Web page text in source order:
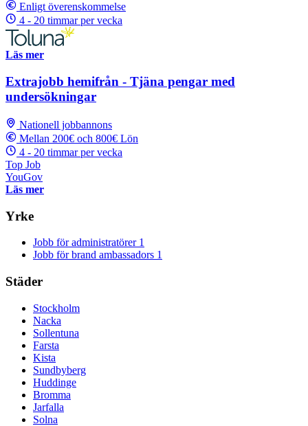
Enligt överenskommelse
4 - 20 timmar per vecka
Läs mer
Extrajobb hemifrån - Tjäna pengar med
undersökningar
Nationell jobbannons
Mellan 200€ och 800€ Lön
4 - 20 timmar per vecka
Top Job
YouGov
Läs mer
Yrke
Jobb för administratörer 1
Jobb för brand ambassadors 1
Städer
Stockholm
Nacka
Sollentuna
Farsta
Kista
Sundbyberg
Huddinge
Bromma
Jarfalla
Solna